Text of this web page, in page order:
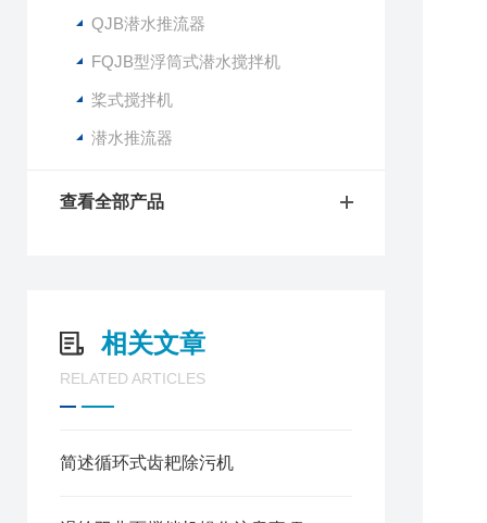
QJB潜水推流器
FQJB型浮筒式潜水搅拌机
桨式搅拌机
潜水推流器
查看全部产品
相关文章
RELATED ARTICLES
简述循环式齿耙除污机